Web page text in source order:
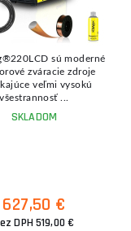
sú moderné
zváracie zdroje
veľmi vysokú
všestrannosť ...
SKLADOM
627,50 €
DPH 519,00 €